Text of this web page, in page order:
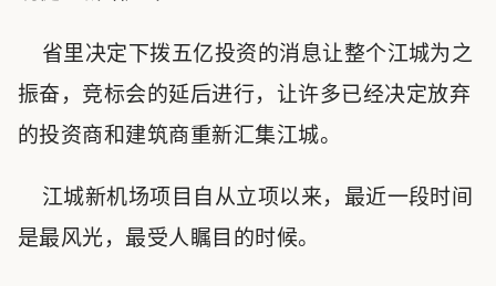
省里决定下拨五亿投资的消息让整个江城为之
振奋，竞标会的延后进行，让许多已经决定放弃
的投资商和建筑商重新汇集江城。
江城新机场项目自从立项以来，最近一段时间
是最风光，最受人瞩目的时候。